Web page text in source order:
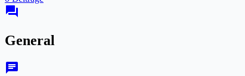
forum
General
chat